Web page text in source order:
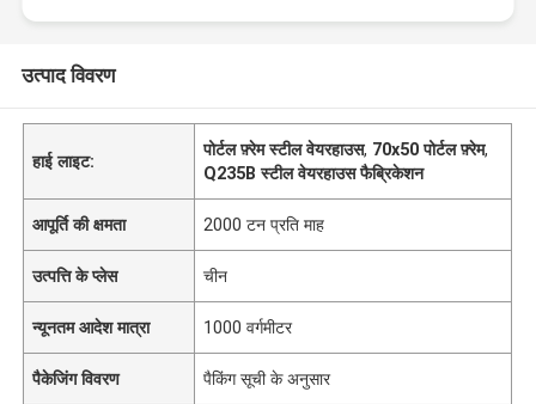
उत्पाद विवरण
हाई लाइट:
पोर्टल फ़्रेम स्टील वेयरहाउस, 70x50 पोर्टल फ़्रेम,
Q235B स्टील वेयरहाउस फैब्रिकेशन
आपूर्ति की क्षमता 2000 टन प्रति माह
उत्पत्ति के प्लेस चीन
न्यूनतम आदेश मात्रा 1000 वर्गमीटर
पैकेजिंग विवरण पैकिंग सूची के अनुसार